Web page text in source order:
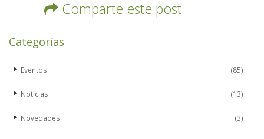
Comparte este post
Categorías
Eventos (85)
Noticias (13)
Novedades (3)